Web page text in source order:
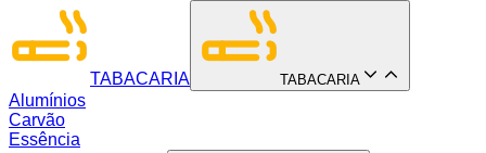
TABACARIA TABACARIA
Alumínios
Carvão
Essência